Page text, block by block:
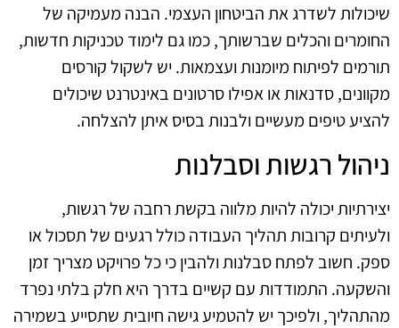
שיכולות לשדרג את הביטחון העצמי. הבנה מעמיקה של
החומרים והכלים שברשותך, כמו גם לימוד טכניקות חדשות,
תורמים לפיתוח מיומנות ועצמאות. יש לשקול קורסים
מקוונים, סדנאות או אפילו סרטונים באינטרנט שיכולים
להציע טיפים מעשיים ולבנות בסיס איתן להצלחה.
ניהול רגשות וסבלנות
יצירתיות יכולה להיות מלווה בקשת רחבה של רגשות,
ולעיתים קרובות תהליך העבודה כולל רגעים של תסכול או
ספק. חשוב לפתח סבלנות ולהבין כי כל פרויקט מצריך זמן
והשקעה. התמודדות עם קשיים בדרך היא חלק בלתי נפרד
מהתהליך, ולפיכך יש להטמיע גישה חיובית שתסייע בשמירה